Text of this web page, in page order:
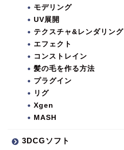
モデリング
UV展開
テクスチャ&レンダリング
エフェクト
コンストレイン
髪の毛を作る方法
プラグイン
リグ
Xgen
MASH
3DCGソフト